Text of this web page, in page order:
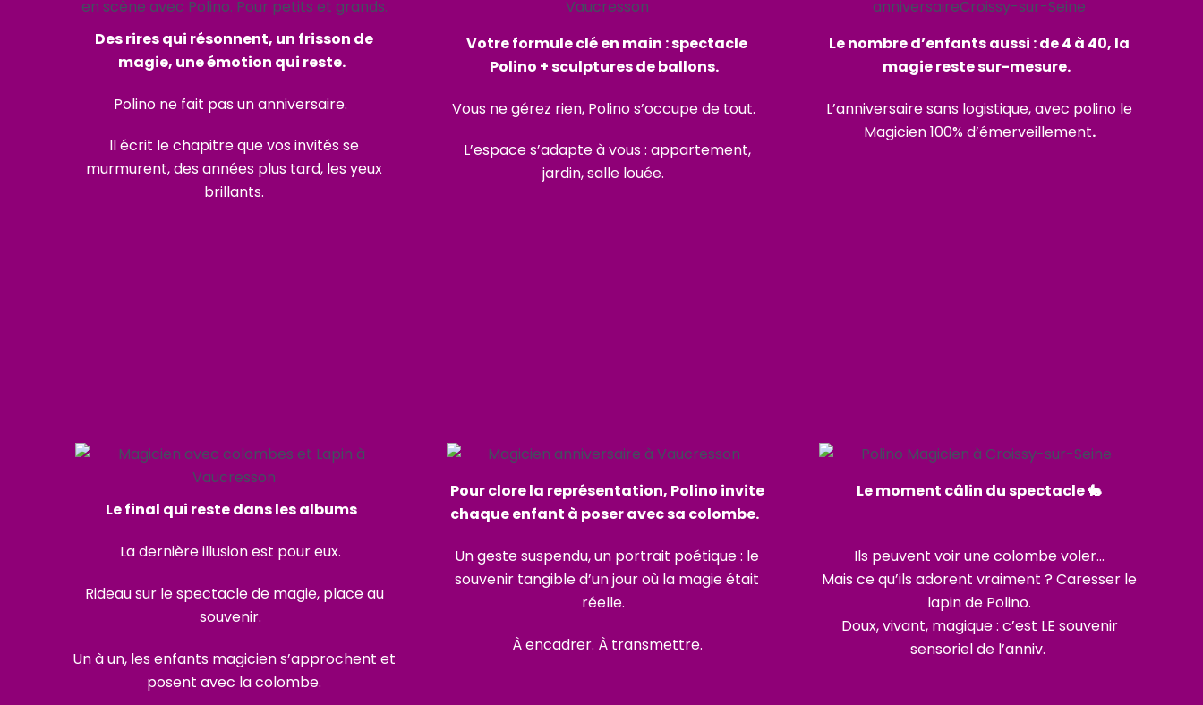
Des rires qui résonnent, un frisson de
magie, une émotion qui reste.
Polino ne fait pas un anniversaire.
Il écrit le chapitre que vos invités se
murmurent, des années plus tard, les yeux
brillants.
Votre formule clé en main : spectacle
Polino + sculptures de ballons.
Vous ne gérez rien, Polino s’occupe de tout.
L’espace s’adapte à vous : appartement,
jardin, salle louée.
Le nombre d’enfants aussi : de 4 à 40, la
magie reste sur-mesure.
L’anniversaire sans logistique, avec polino le
Magicien 100% d’émerveillement.
Le final qui reste dans les albums
La dernière illusion est pour eux.
Rideau sur le spectacle de magie, place au
souvenir.
Un à un, les enfants magicien s’approchent et
posent avec la colombe.
Pour clore la représentation, Polino invite
chaque enfant à poser avec sa colombe.
Un geste suspendu, un portrait poétique : le
souvenir tangible d’un jour où la magie était
réelle.
À encadrer. À transmettre.
Le moment câlin du spectacle 🐇
Ils peuvent voir une colombe voler…
Mais ce qu’ils adorent vraiment ? Caresser le
lapin de Polino.
Doux, vivant, magique : c’est LE souvenir
sensoriel de l’anniv.